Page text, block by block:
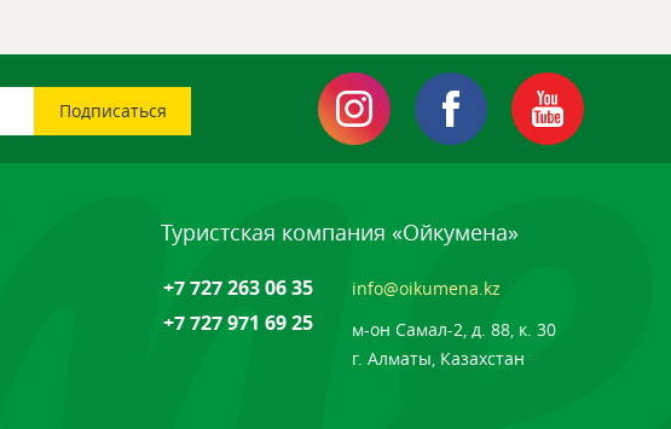
Туристская компания «Ойкумена»
+7 727 263 06 35
+7 727 971 69 25
info@oikumena.kz
м-он Самал-2, д. 88, к. 30
г. Алматы, Казахстан